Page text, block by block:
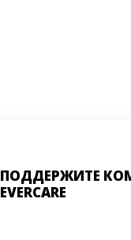
ПОДДЕРЖИТЕ
EVERCARE